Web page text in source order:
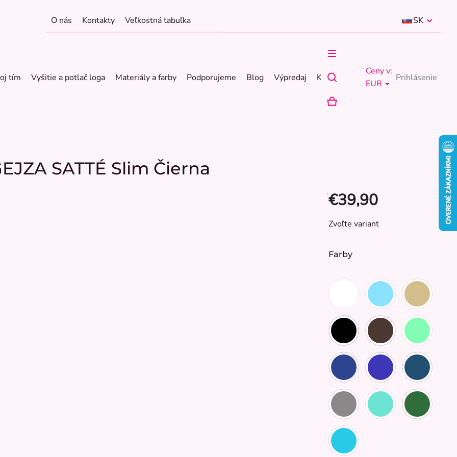
O nás Kontakty Veľkostná tabuľka SK
tím Vyšitie a potlač loga Materiály a farby Podporujeme Blog Výpredaj Kontakty
Ceny v:
EUR
Prihlásenie
NÁKUPNÝ
SATTÉ Slim Čierna
€39,90
Jednotková
Zvoľte variant
Farby